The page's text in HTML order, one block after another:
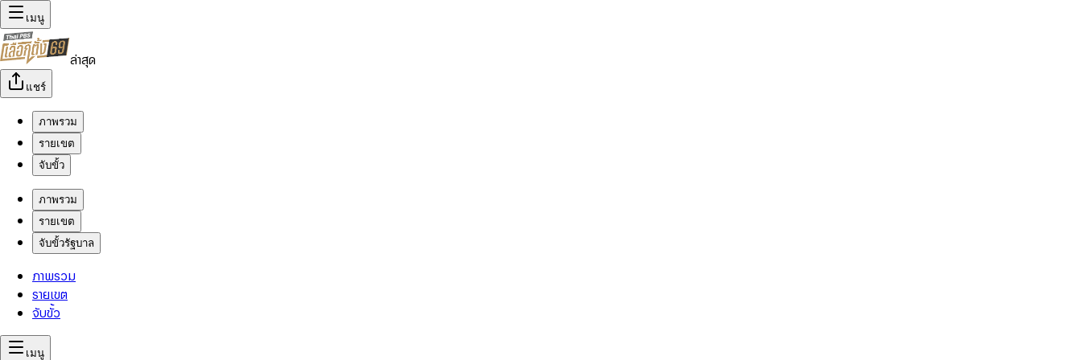
เมนู
ล่าสุด
แชร์
ภาพรวม
รายเขต
จับขั้ว
ภาพรวม
รายเขต
จับขั้วรัฐบาล
ภาพรวม
รายเขต
จับขั้ว
เมนู